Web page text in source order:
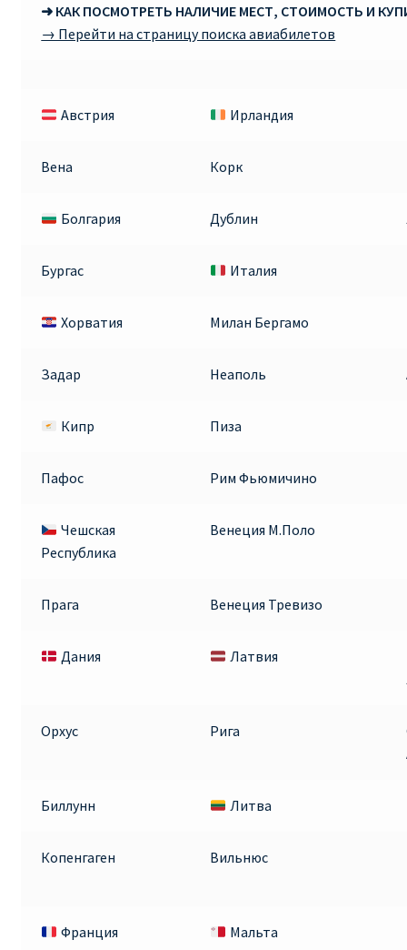
➜ КАК ПОСМОТРЕТЬ НАЛИЧИЕ МЕСТ, СТОИМОСТЬ И
→ Перейти на страницу поиска авиабилетов
Австрия Ирландия
Вена Корк
Болгария Дублин
Бургас Италия
Хорватия Милан Бергамо
Задар Неаполь
Кипр Пиза
Пафос Рим Фьюмичино
Чешская
Республика
Венеция М.Поло
Прага Венеция Тревизо
Дания Латвия
Орхус Рига
Биллунн Литва
Копенгаген
Вильнюс
Франция Мальта